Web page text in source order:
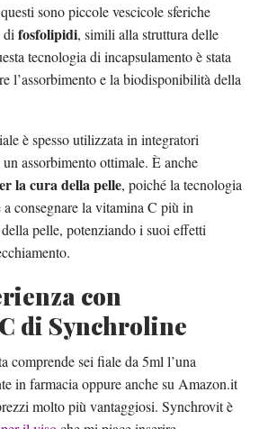
sono piccole vescicole sferiche
di fosfolipidi, simili alla struttura delle
tecnologia di incapsulamento è stata
l’assorbimento e la biodisponibilità della
è spesso utilizzata in integratori
assorbimento ottimale. È anche
la cura della pelle, poiché la tecnologia
consegnare la vitamina C più in
pelle, potenziando i suoi effetti
con
di Synchroline
comprende sei fiale da 5ml l’una
in farmacia oppure anche su Amazon.it
molto più vantaggiosi. Synchrovit è